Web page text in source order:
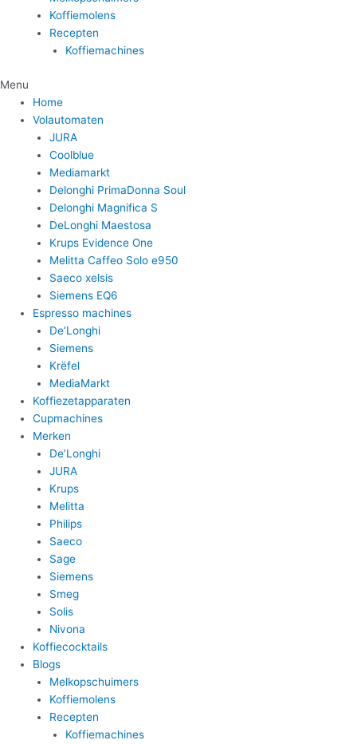
Koffiemolens
Recepten
Koffiemachines
Menu
Home
Volautomaten
JURA
Coolblue
Mediamarkt
Delonghi PrimaDonna Soul
Delonghi Magnifica S
DeLonghi Maestosa
Krups Evidence One
Melitta Caffeo Solo e950
Saeco xelsis
Siemens EQ6
Espresso machines
De’Longhi
Siemens
Krëfel
MediaMarkt
Koffiezetapparaten
Cupmachines
Merken
De’Longhi
JURA
Krups
Melitta
Philips
Saeco
Sage
Siemens
Smeg
Solis
Nivona
Koffiecocktails
Blogs
Melkopschuimers
Koffiemolens
Recepten
Koffiemachines